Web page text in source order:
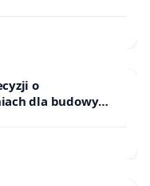
5 decades of
25 April 2016.
i
Krzywdzone. Teoria,
calosc.pdf
o
dla budowy
„Krynki” w